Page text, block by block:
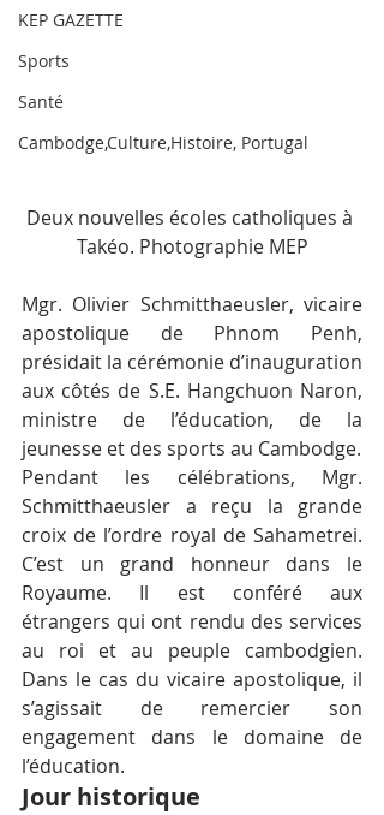
KEP GAZETTE
Sports
Santé
Cambodge,Culture,Histoire, Portugal
Deux nouvelles écoles catholiques à
Takéo. Photographie MEP
Mgr. Olivier Schmitthaeusler, vicaire
apostolique de Phnom Penh,
présidait la cérémonie d’inauguration
aux côtés de S.E. Hangchuon Naron,
ministre de l’éducation, de la
jeunesse et des sports au Cambodge.
Pendant les célébrations, Mgr.
Schmitthaeusler a reçu la grande
croix de l’ordre royal de Sahametrei.
C’est un grand honneur dans le
Royaume. Il est conféré aux
étrangers qui ont rendu des services
au roi et au peuple cambodgien.
Dans le cas du vicaire apostolique, il
s’agissait de remercier son
engagement dans le domaine de
l’éducation.
Jour historique